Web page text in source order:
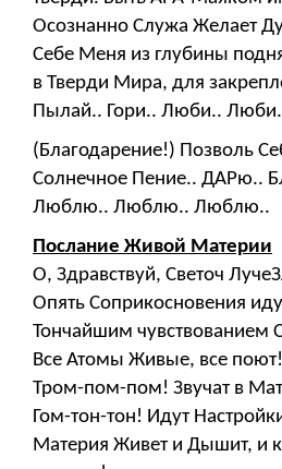
Осознанно Служа Желает
Себе Меня из глубины
в Тверди Мира, для
Пылай.. Гори.. Люби..
(Благодарение!) Позволь
Солнечное Пение.. ДАРю..
Люблю.. Люблю.. Люблю..
Послание Живой Материи
О, Здравствуй, Светоч
Опять Соприкосновения
Тончайшим чувствованием
Все Атомы Живые, все поют!
Тром-пом-пом! Звучат в
Гом-тон-тон! Идут
Материя Живет и Дышит, и